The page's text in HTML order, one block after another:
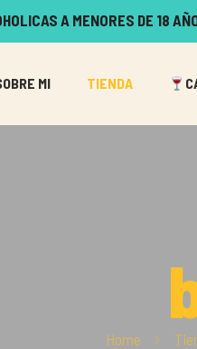
A MENORES DE 18
MI TIENDA
Home